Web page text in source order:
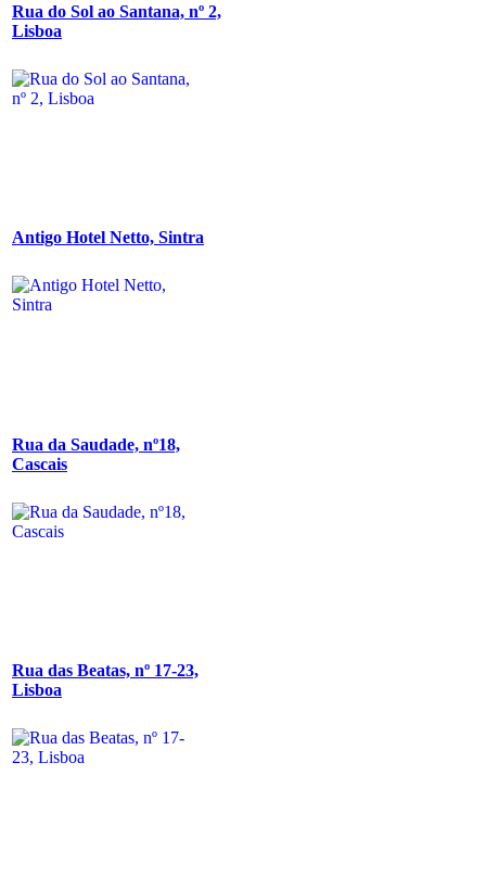
Rua do Sol ao Santana, nº 2,
Lisboa
Antigo Hotel Netto, Sintra
Rua da Saudade, nº18,
Cascais
Rua das Beatas, nº 17-23,
Lisboa